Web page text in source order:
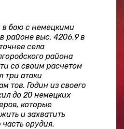
в бою с немецкими
районе выс. 4206.9 в
села
района
со своим расчетом
три атаки
тов. Годин из своего
до 20 немецких
которые
и захватить
орудия.